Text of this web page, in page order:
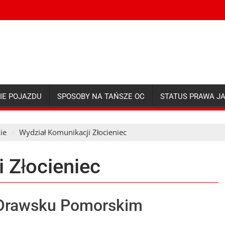
POJAZDU SPOSOBY NA TAŃSZE OC STATUS PRAWA
Wydział Komunikacji Złocieniec
Złocieniec
Pomorskim